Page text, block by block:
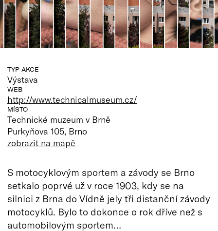
TYP AKCE
Výstava
WEB
http://www.technicalmuseum.cz/
MÍSTO
Technické muzeum v Brně
Purkyňova 105, Brno
zobrazit na mapě
S motocyklovým sportem a závody se Brno
setkalo poprvé už v roce 1903, kdy se na
silnici z Brna do Vídně jely tři distanční závody
motocyklů. Bylo to dokonce o rok dříve než s
automobilovým sportem…